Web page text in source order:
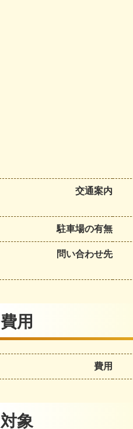
交通案内
駐車場の有無
問い合わせ先
費用
費用
対象